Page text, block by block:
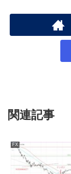
関連記事
FX